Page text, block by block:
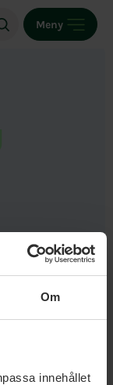
Om
innehållet
Meny